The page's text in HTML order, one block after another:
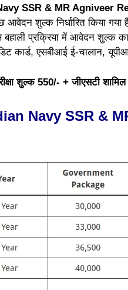
SSR & MR Agniveer
शुल्क निर्धारित किया गया
बहाली प्रक्रिया में आवेदन शुल्क
कार्ड, एसबीआई ई-चालान,
शुल्क 550/- + जीएसटी शामिल
Navy SSR &